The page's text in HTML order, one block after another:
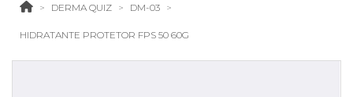
DERMA QUIZ DM-03
HIDRATANTE PROTETOR FPS 50 60G